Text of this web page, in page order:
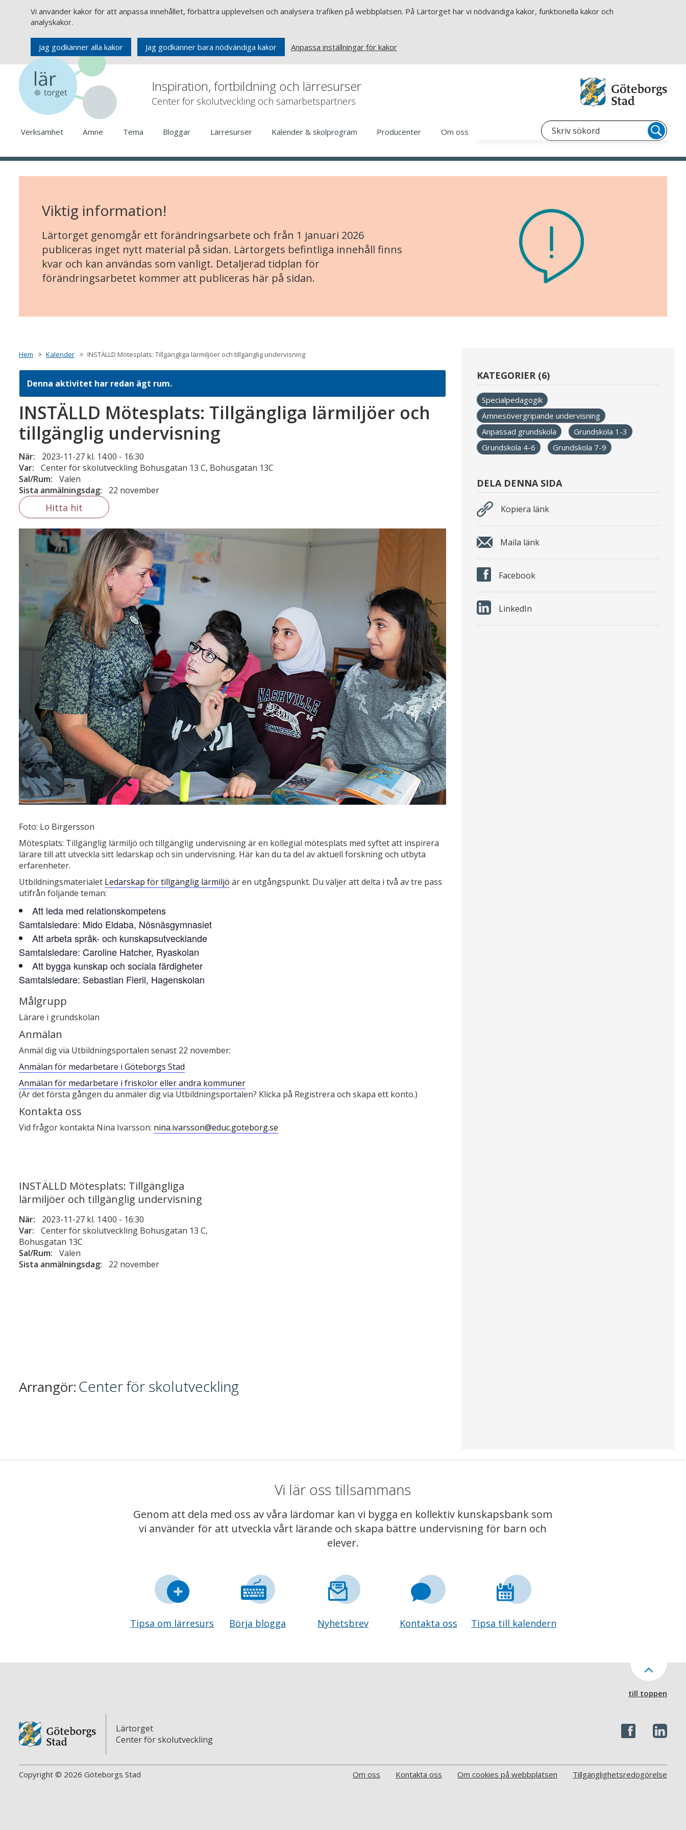
Vi använder kakor för att anpassa innehållet, förbättra upplevelsen och analysera trafiken på webbplatsen. På Lärtorget har vi nödvändiga kakor, funktionella kakor och
analyskakor.
Jag godkänner alla kakor Jag godkänner bara nödvändiga kakor Anpassa inställningar för kakor
Inspiration, fortbildning och lärresurser
Center för skolutveckling och samarbetspartners
Verksamhet Ämne Tema Bloggar Lärresurser Kalender & skolprogram Producenter Om oss
Viktig information!
Lärtorget genomgår ett förändringsarbete och från 1 januari 2026
publiceras inget nytt material på sidan. Lärtorgets befintliga innehåll finns
kvar och kan användas som vanligt. Detaljerad tidplan för
förändringsarbetet kommer att publiceras här på sidan.
Hem Kalender INSTÄLLD Mötesplats: Tillgängliga lärmiljöer och tillgänglig undervisning
Denna aktivitet har redan ägt rum.
INSTÄLLD Mötesplats: Tillgängliga lärmiljöer och
tillgänglig undervisning
När: 2023-11-27 kl. 14:00 - 16:30
Var:
Center för skolutveckling Bohusgatan 13 C, Bohusgatan 13C
Sal/Rum:
Valen
Sista anmälningsdag:
22 november
Hitta hit
Foto: Lo Birgersson
Mötesplats: Tillgänglig lärmiljö och tillgänglig undervisning är en kollegial mötesplats med syftet att inspirera
lärare till att utveckla sitt ledarskap och sin undervisning. Här kan du ta del av aktuell forskning och utbyta
erfarenheter.
Utbildningsmaterialet Ledarskap för tillgänglig lärmiljö är en utgångspunkt. Du väljer att delta i två av tre pass
utifrån följande teman:
Att leda med relationskompetens
Samtalsledare: Mido Eldaba, Nösnäsgymnasiet
Att arbeta språk- och kunskapsutvecklande
Samtalsledare: Caroline Hatcher, Ryaskolan
Att bygga kunskap och sociala färdigheter
Samtalsledare: Sebastian Fieril, Hagenskolan
Målgrupp
Lärare i grundskolan
Anmälan
Anmäl dig via Utbildningsportalen senast 22 november:
Anmälan för medarbetare i Göteborgs Stad
Anmälan för medarbetare i friskolor eller andra kommuner
(Är det första gången du anmäler dig via Utbildningsportalen? Klicka på Registrera och skapa ett konto.)
Kontakta oss
Vid frågor kontakta Nina Ivarsson: nina.ivarsson@educ.goteborg.se
INSTÄLLD Mötesplats: Tillgängliga
lärmiljöer och tillgänglig undervisning
När: 2023-11-27 kl. 14:00 - 16:30
Var:
Center för skolutveckling Bohusgatan 13 C,
Bohusgatan 13C
Sal/Rum:
Valen
Sista anmälningsdag:
22 november
Arrangör:Center för skolutveckling
KATEGORIER (6)
Specialpedagogik
Ämnesövergripande undervisning
Anpassad grundskola
Grundskola 1-3
Grundskola 4-6
Grundskola 7-9
DELA DENNA SIDA
Kopiera länk
Maila länk
Facebook
LinkedIn
Vi lär oss tillsammans
Genom att dela med oss av våra lärdomar kan vi bygga en kollektiv kunskapsbank som
vi använder för att utveckla vårt lärande och skapa bättre undervisning för barn och
elever.
Tipsa om lärresurs Börja blogga Nyhetsbrev Kontakta oss Tipsa till kalendern
till toppen
Lärtorget
Center för skolutveckling
Copyright © 2026 Göteborgs Stad Om oss Kontakta oss Om cookies på webbplatsen Tillgänglighetsredogörelse